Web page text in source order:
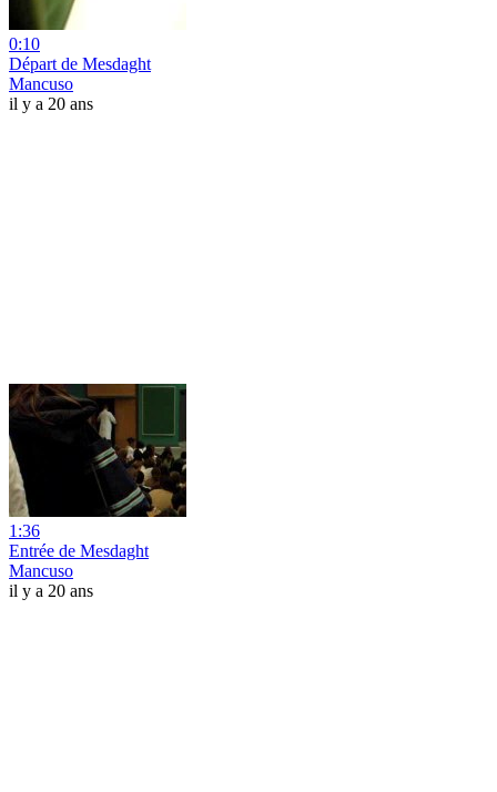
0:10
Départ de Mesdaght
Mancuso
il y a 20 ans
1:36
Entrée de Mesdaght
Mancuso
il y a 20 ans